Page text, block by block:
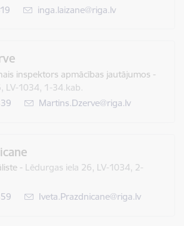
E-pasts:
inga.laizane@riga.lv
inspektors apmācības jautājumos -
LV-1034, 1-34.kab.
E-pasts:
Martins.Dzerve@riga.lv
- Lēdurgas iela 26, LV-1034, 2-
E-pasts:
Iveta.Prazdnicane@riga.lv